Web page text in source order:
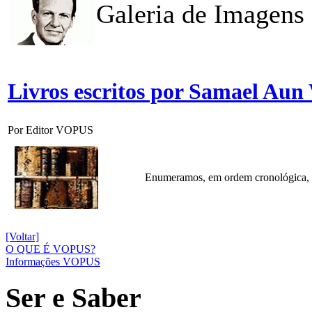
Galeria de
Livros escritos por Samael Aun
Por Editor VOPUS
Enumeramos, em ordem
[Voltar]
O QUE É VOPUS?
Informações VOPUS
Ser e Saber